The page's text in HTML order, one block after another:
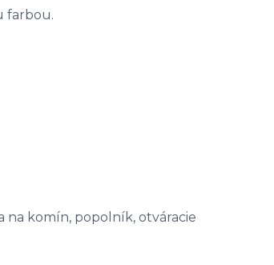
farbou.
na komín, popolník, otváracie